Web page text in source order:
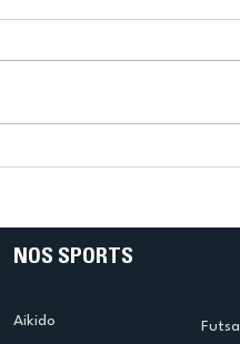
NOS SPORTS
Aikido